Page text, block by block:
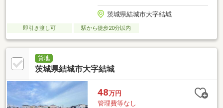
茨城県結城市大字結城
即引き渡し可 駅から徒歩20分以内
貸地
茨城県結城市大字結城
48万円
管理費等なし